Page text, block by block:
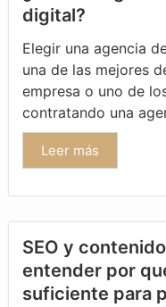
digital?
Elegir una agencia
una de las mejores
empresa o uno de
contratando una
Leer más
SEO y
entender por
suficiente para